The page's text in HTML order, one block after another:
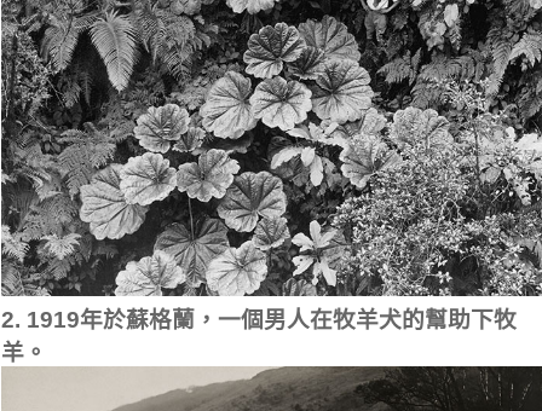
2. 1919年於蘇格蘭，一個男人在牧羊犬的幫助下牧
羊。